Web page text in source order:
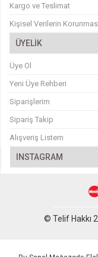
Kargo ve Teslimat
Kişisel Verilerin
ÜYELİK
Üye Ol
Yeni Üye Rehberi
Siparişlerim
Sipariş Takip
Alışveriş Listem
INSTAGRAM
© Telif Hakkı